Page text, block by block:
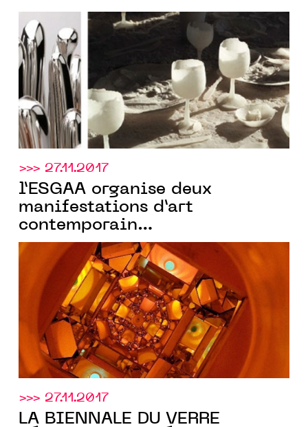
>>> 27.11.2017
l’ESGAA organise deux
manifestations d’art
contemporain
d’envergure,MEDIUM VERRE
>>> 27.11.2017
LA BIENNALE DU VERRE